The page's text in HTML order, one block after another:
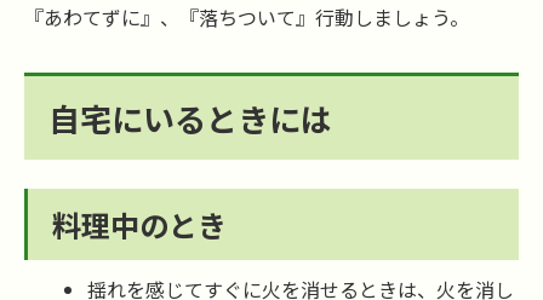
『あわてずに』、『落ちついて』行動しましょう。
自宅にいるときには
料理中のとき
揺れを感じてすぐに火を消せるときは、火を消し